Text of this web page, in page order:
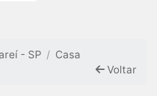
- SP
Casa
Voltar